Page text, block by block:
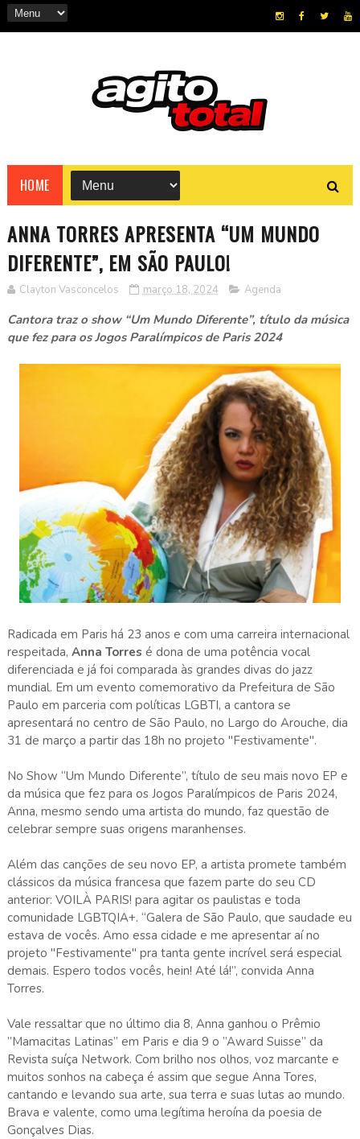
HOME
ANNA TORRES APRESENTA “UM MUNDO
DIFERENTE”, EM SÃO PAULO!
Clayton Vasconcelos março 18, 2024 Agenda
Cantora traz o show “Um Mundo Diferente”, título da música
que fez para os Jogos Paralímpicos de Paris 2024
Radicada em Paris há 23 anos e com uma carreira internacional
respeitada, Anna Torres é dona de uma potência vocal
diferenciada e já foi comparada às grandes divas do jazz
mundial. Em um evento comemorativo da Prefeitura de São
Paulo em parceria com políticas LGBTI, a cantora se
apresentará no centro de São Paulo, no Largo do Arouche, dia
31 de março a partir das 18h no projeto "Festivamente".
No Show “Um Mundo Diferente”, título de seu mais novo EP e
da música que fez para os Jogos Paralímpicos de Paris 2024,
Anna, mesmo sendo uma artista do mundo, faz questão de
celebrar sempre suas origens maranhenses.
Além das canções de seu novo EP, a artista promete também
clássicos da música francesa que fazem parte do seu CD
anterior: VOILÀ PARIS! para agitar os paulistas e toda
comunidade LGBTQIA+. “Galera de São Paulo, que saudade eu
estava de vocês. Amo essa cidade e me apresentar aí no
projeto "Festivamente" pra tanta gente incrível será especial
demais. Espero todos vocês, hein! Até lá!”, convida Anna
Torres.
Vale ressaltar que no último dia 8, Anna ganhou o Prêmio
”Mamacitas Latinas” em Paris e dia 9 o ”Award Suisse” da
Revista suíça Network. Com brilho nos olhos, voz marcante e
muitos sonhos na cabeça é assim que segue Anna Tores,
cantando e levando sua arte, sua terra e suas lutas ao mundo.
Brava e valente, como uma legítima heroína da poesia de
Gonçalves Dias.